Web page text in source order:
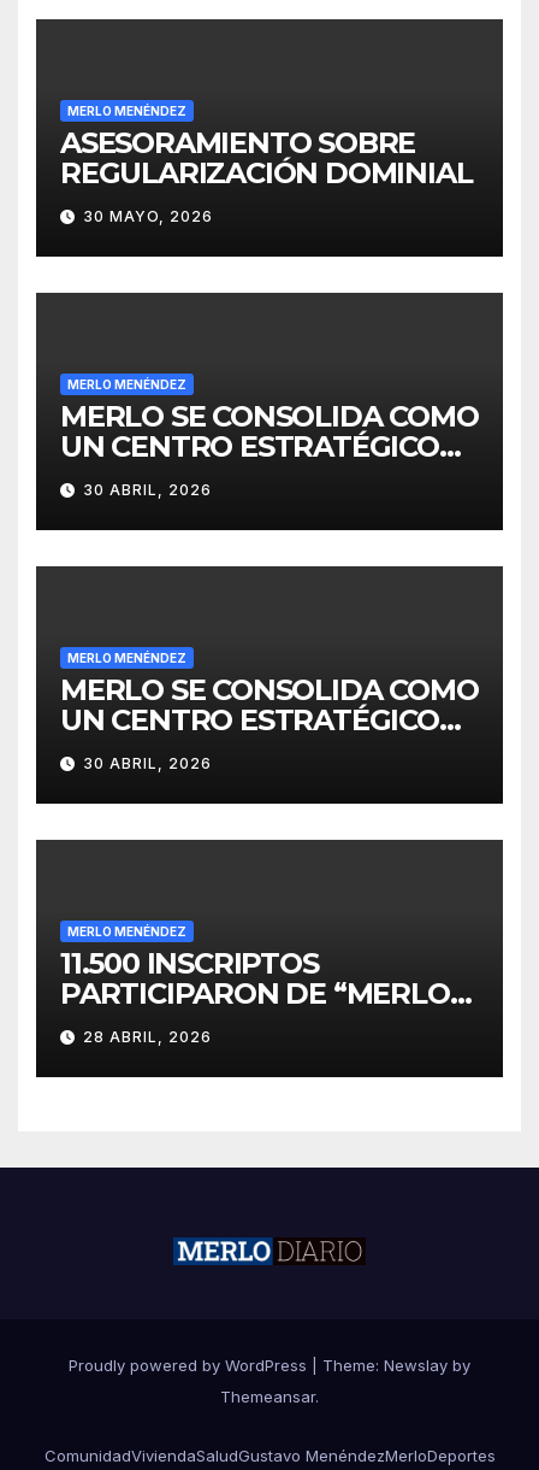
MERLO MENÉNDEZ
ASESORAMIENTO SOBRE
REGULARIZACIÓN DOMINIAL
30 MAYO, 2026
MERLO MENÉNDEZ
MERLO SE CONSOLIDA COMO
UN CENTRO ESTRATÉGICO
PARA EL DESARROLLO DE
INVERSIONES
30 ABRIL, 2026
MERLO MENÉNDEZ
MERLO SE CONSOLIDA COMO
UN CENTRO ESTRATÉGICO
PARA EL DESARROLLO DE
INVERSIONES
30 ABRIL, 2026
MERLO MENÉNDEZ
11.500 INSCRIPTOS
PARTICIPARON DE “MERLO
CORRE POR MALVINAS”
28 ABRIL, 2026
Proudly powered by WordPress Theme: Newslay by
Themeansar.
ComunidadViviendaSaludGustavo MenéndezMerloDeportes